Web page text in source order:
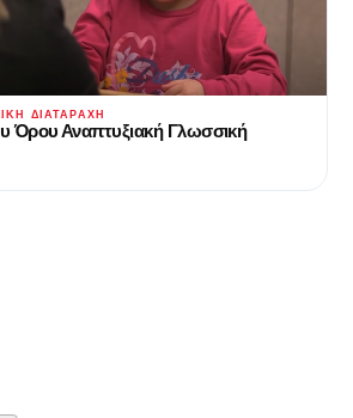
ΔΙΑΤΑΡΑΧΉ
Όρου Αναπτυξιακή Γλωσσική